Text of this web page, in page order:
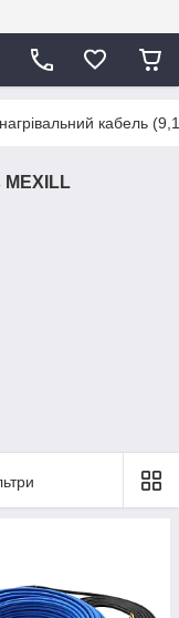
кабель